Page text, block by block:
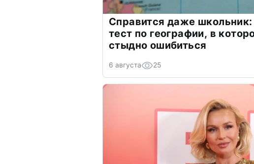
Справится даже школьник:
тест по географии, в
стыдно ошибиться
6 августа 25